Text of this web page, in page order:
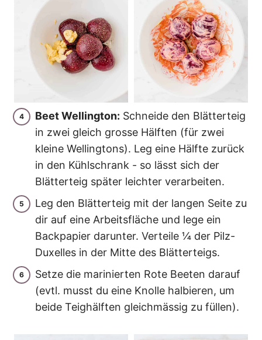
Beet Wellington: Schneide den Blätterteig
in zwei gleich grosse Hälften (für zwei
kleine Wellingtons). Leg eine Hälfte zurück
in den Kühlschrank - so lässt sich der
Blätterteig später leichter verarbeiten.
Leg den Blätterteig mit der langen Seite zu
dir auf eine Arbeitsfläche und lege ein
Backpapier darunter. Verteile ¼ der Pilz-
Duxelles in der Mitte des Blätterteigs.
Setze die marinierten Rote Beeten darauf
(evtl. musst du eine Knolle halbieren, um
beide Teighälften gleichmässig zu füllen).